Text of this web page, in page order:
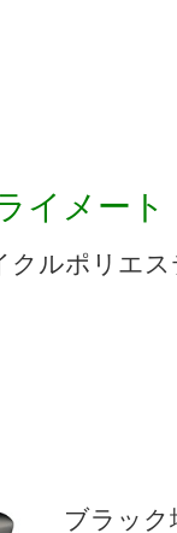
イメー
クルポリエ
ブラッ